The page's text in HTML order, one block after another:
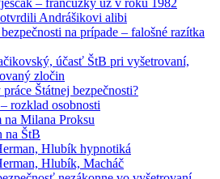
Andrášikovi alibi
na prípade – falošné razítka
účasť ŠtB pri vyšetrovaní,
zločin
Štátnej bezpečnosti?
rozklad osobnosti
na Milana Proksu
na ŠtB
Hlubík hypnotiká
Hlubík, Macháč